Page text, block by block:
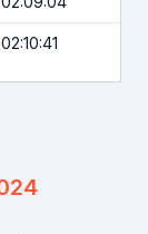
02:10:41